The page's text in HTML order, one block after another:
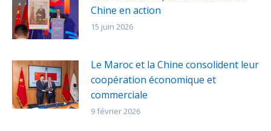
Chine en action
15 juin 2026
Le Maroc et la Chine consolident leur
coopération économique et
commerciale
9 février 2026